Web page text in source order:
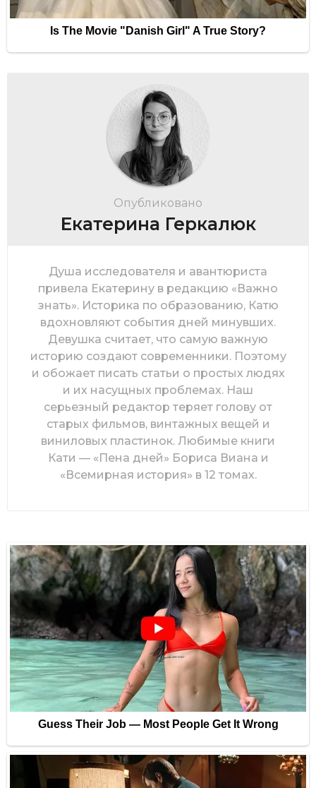
Опубликовано
Екатерина Геркалюк
Душа исследователя и авантюриста
привела Екатерину в редакцию «Важно
знать». Историка по образованию, Катю
вдохновляют события дней минувших.
Девушка считает, что самую важную
историю создают современники. Поэтому
и обожает писать статьи о простых людях
и их насущных проблемах. Наш
серьезный редактор теряет голову от
старых фильмов, винтажных вещей и
виниловых пластинок. Любимые книги
Кати — «Пена дней» Бориса Виана и
«Всемирная история» в 12 томах.